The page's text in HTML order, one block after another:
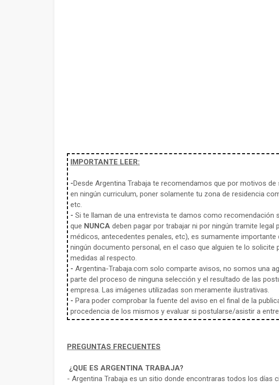
IMPORTANTE LEER:
-Desde Argentina Trabaja te recomendamos que por motivos
en ningún curriculum, poner solamente tu zona de residencia
etc.
- Si te llaman de una entrevista te damos como recomendación
que NUNCA deben pagar por trabajar ni por ningún tramite legal
médicos, antecedentes penales, etc), es sumamente
ningún documento personal, en el caso que alguien te lo
medidas al respecto.
- Argentina-Trabaja.com solo comparte avisos, no somos una
parte del proceso de ninguna selección y el resultado de las
empresa. Las imágenes utilizadas son meramente ilustrativas.
- Para poder comprobar la fuente del aviso en el final de la
procedencia de los mismos y evaluar si postularse/asistir a
PREGUNTAS FRECUENTES
¿QUE ES ARGENTINA TRABAJA?
- Argentina Trabaja es un sitio donde encontraras todos los días